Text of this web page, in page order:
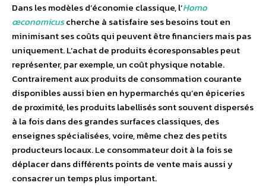
Dans les modèles d’économie classique, l’Homo
œconomicuscherche à satisfaire ses besoins tout en
minimisant ses coûts qui peuvent être financiers mais pas
uniquement. L’achat de produits écoresponsables peut
représenter, par exemple, un coût physique notable.
Contrairement aux produits de consommation courante
disponibles aussi bien en hypermarchés qu’en épiceries
de proximité, les produits labellisés sont souvent dispersés
à la fois dans des grandes surfaces classiques, des
enseignes spécialisées, voire, même chez des petits
producteurs locaux. Le consommateur doit à la fois se
déplacer dans différents points de vente mais aussi y
consacrer un temps plus important.